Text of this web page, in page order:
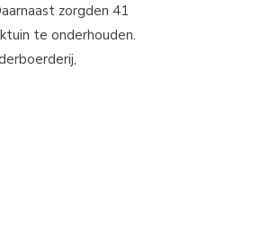
zorgden 41
te onderhouden.